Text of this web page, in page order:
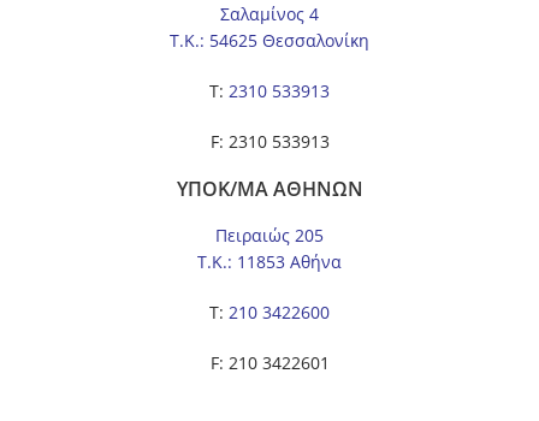
Σαλαμίνος 4
Τ.Κ.: 54625 Θεσσαλονίκη
Τ: 2310 533913
F: 2310 533913
ΥΠΟΚ/ΜΑ ΑΘΗΝΩΝ
Πειραιώς 205
Τ.Κ.: 11853 Αθήνα
Τ: 210 3422600
F: 210 3422601